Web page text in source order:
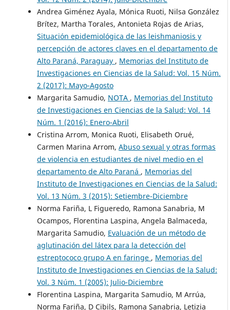
Andrea Giménez Ayala, Mónica Ruoti, Nilsa González
Brítez, Martha Torales, Antonieta Rojas de Arias,
Situación epidemiológica de las leishmaniosis y
percepción de actores claves en el departamento de
Alto Paraná, Paraguay , Memorias del Instituto de
Investigaciones en Ciencias de la Salud: Vol. 15 Núm.
2 (2017): Mayo-Agosto
Margarita Samudio, NOTA , Memorias del Instituto
de Investigaciones en Ciencias de la Salud: Vol. 14
Núm. 1 (2016): Enero-Abril
Cristina Arrom, Monica Ruoti, Elisabeth Orué,
Carmen Marina Arrom, Abuso sexual y otras formas
de violencia en estudiantes de nivel medio en el
departamento de Alto Paraná , Memorias del
Instituto de Investigaciones en Ciencias de la Salud:
Vol. 13 Núm. 3 (2015): Setiembre-Diciembre
Norma Fariña, L Figueredo, Ramona Sanabria, M
Ocampos, Florentina Laspina, Angela Balmaceda,
Margarita Samudio, Evaluación de un método de
aglutinación del látex para la detección del
estreptococo grupo A en faringe , Memorias del
Instituto de Investigaciones en Ciencias de la Salud:
Vol. 3 Núm. 1 (2005): Julio-Diciembre
Florentina Laspina, Margarita Samudio, M Arrúa,
Norma Fariña, D Cibils, Ramona Sanabria, Letizia